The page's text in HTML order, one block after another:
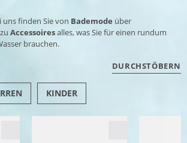
uns finden Sie von Bademode über
Accessoiresalles, was Sie für einen rundum
brauchen.
DURCHSTÖBERN
KINDER